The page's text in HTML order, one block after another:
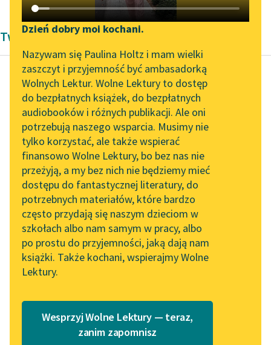
Katalog DAISY
Podkasty o książkach
Zgłoś brak utworu
Aktualności
Spotkanie z Katarzyną
Tunkiel w Oslo
Wolne Lektury na 32.
Pol’and’Rock Festivalu
„Kochanek Lady
Chatterley” do słuchania
na Wolnych Lekturach
Nowy audiobook –
„Marzenie o Oriencie”
Sophie Elkan
Kolekcja Nadwyraz.com x
Wolne Lektury – idealna na
Narzędzia
Mapa Wolnych Lektur
Leśmianator
Przewodnik dla piszących i
czytających
API
OAI-PMH
Widget Wolnych Lektur
Przypisy
Katalog w formacie PDF
Dzień dobry moi kochani.
Nazywam się Paulina Holtz i mam wielki
zaszczyt i przyjemność być ambasadorką
Wolnych Lektur. Wolne Lektury to dostęp
do bezpłatnych książek, do bezpłatnych
audiobooków i różnych publikacji. Ale oni
potrzebują naszego wsparcia. Musimy nie
tylko korzystać, ale także wspierać
finansowo Wolne Lektury, bo bez nas nie
przeżyją, a my bez nich nie będziemy mieć
dostępu do fantastycznej literatury, do
potrzebnych materiałów, które bardzo
często przydają się naszym dzieciom w
szkołach albo nam samym w pracy, albo
po prostu do przyjemności, jaką dają nam
książki. Także kochani, wspierajmy Wolne
Lektury.
Wesprzyj Wolne Lektury — teraz,
zanim zapomnisz
Twórczość Aleksandra Dumas
Aleksander Dumas (ojciec)
Trzej
muszkieterowie,
tom pierwszy
Wieczorem
następnego dnia po
uwięzieniu biednego
Bonacieux, gdy tylko
Atos pożegnał
d'Artagnana, by się...
Aleksander Dumas (ojciec)